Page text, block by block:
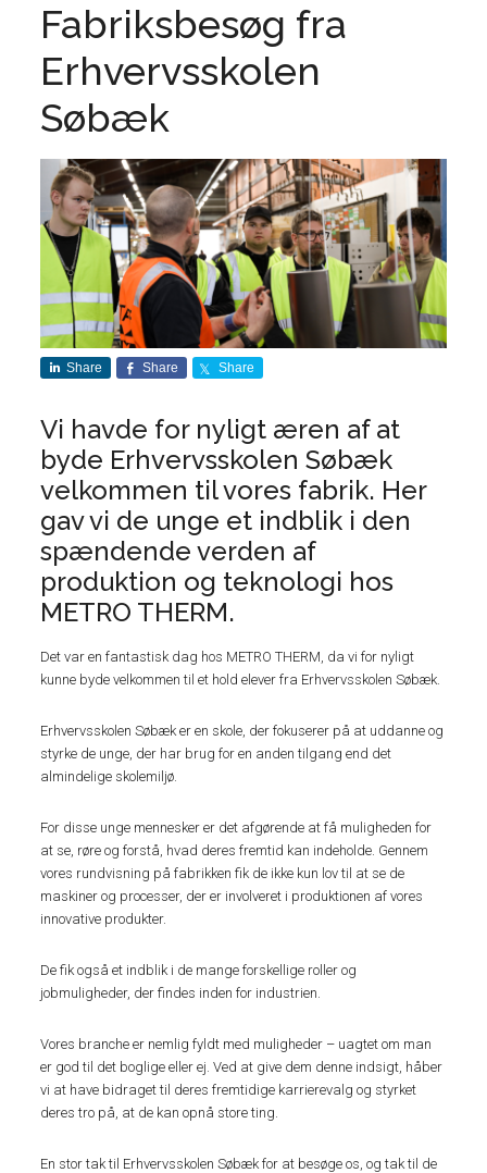
Fabriksbesøg fra
Erhvervsskolen
Søbæk
Share Share Share
Vi havde for nyligt æren af at
byde Erhvervsskolen Søbæk
velkommen til vores fabrik. Her
gav vi de unge et indblik i den
spændende verden af
produktion og teknologi hos
METRO THERM.
Det var en fantastisk dag hos METRO THERM, da vi for nyligt
kunne byde velkommen til et hold elever fra Erhvervsskolen Søbæk.
Erhvervsskolen Søbæk er en skole, der fokuserer på at uddanne og
styrke de unge, der har brug for en anden tilgang end det
almindelige skolemiljø.
For disse unge mennesker er det afgørende at få muligheden for
at se, røre og forstå, hvad deres fremtid kan indeholde. Gennem
vores rundvisning på fabrikken fik de ikke kun lov til at se de
maskiner og processer, der er involveret i produktionen af vores
innovative produkter.
De fik også et indblik i de mange forskellige roller og
jobmuligheder, der findes inden for industrien.
Vores branche er nemlig fyldt med muligheder – uagtet om man
er god til det boglige eller ej. Ved at give dem denne indsigt, håber
vi at have bidraget til deres fremtidige karrierevalg og styrket
deres tro på, at de kan opnå store ting.
En stor tak til Erhvervsskolen Søbæk for at besøge os, og tak til de